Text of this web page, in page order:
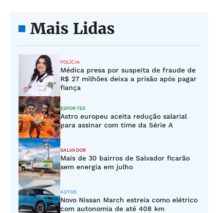
Mais Lidas
POLÍCIA
Médica presa por suspeita de fraude de
R$ 27 milhões deixa a prisão após pagar
fiança
ESPORTES
Astro europeu aceita redução salarial
para assinar com time da Série A
SALVADOR
Mais de 30 bairros de Salvador ficarão
sem energia em julho
AUTOS
Novo Nissan March estreia como elétrico
com autonomia de até 408 km